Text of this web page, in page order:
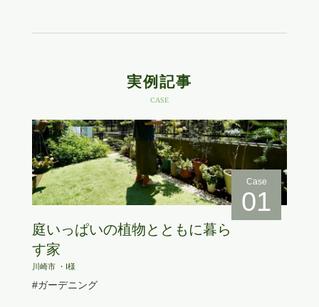
実例記事
CASE
Case
01
庭いっぱいの植物とともに暮ら
す家
川崎市 ・I様
#ガーデニング